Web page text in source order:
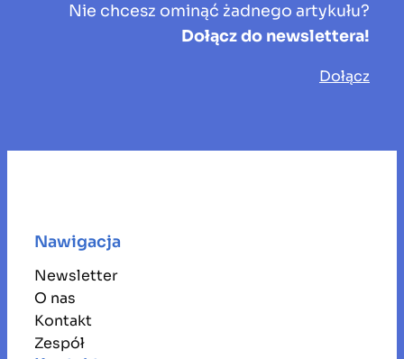
Nie chcesz ominąć żadnego artykułu?
Dołącz do newslettera!
Dołącz
Nawigacja
Newsletter
O nas
Kontakt
Zespół